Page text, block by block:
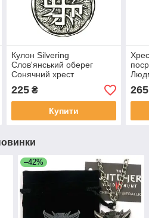
Кулон Silvering
Слов'янський оберег
Сонячний хрест
Сріблястий 1,9х1,9х0,22
см (13154)
225₴
Купити
265
–42%